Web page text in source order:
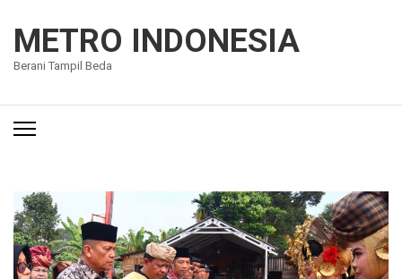
konten
(Tekan
METRO INDONESIA
Berani Tampil Beda